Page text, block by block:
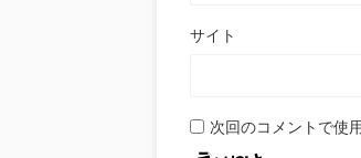
サイト
次回のコメントで使